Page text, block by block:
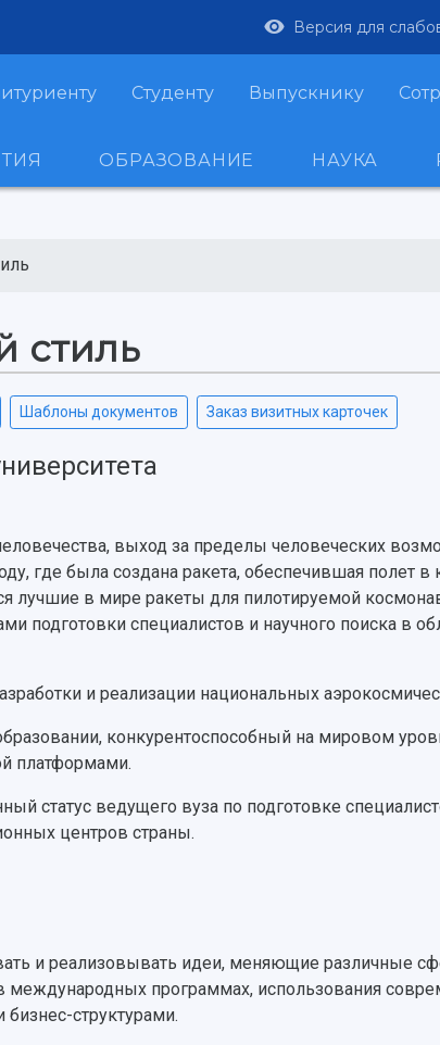
Версия для
Студенту Выпускнику
ОБРАЗОВАНИЕ НАУКА
стиль
Шаблоны документов Заказ визитных карточек
выход за пределы человеческих
где была создана ракета, обеспечившая полет
лучшие в мире ракеты для пилотируемой
подготовки специалистов и научного поиска в
и реализации национальных
конкурентоспособный на мировом
платформами.
статус ведущего вуза по подготовке
центров страны.
и реализовывать идеи, меняющие различные
программах, использования
структурами.